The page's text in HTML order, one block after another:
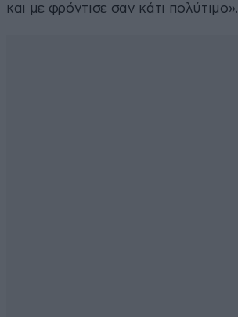
και με φρόντισε σαν κάτι πολύτιμο».